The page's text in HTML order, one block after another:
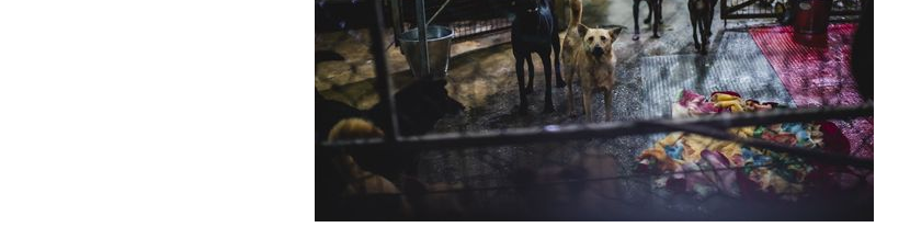
白海豚對流增強！發海警將破68年颱風紀錄 14:13
20:31
15:27
三立iNEWS新聞台線上直播
商場戰國來臨 台中「頂奢大道」逐漸成形 12:00